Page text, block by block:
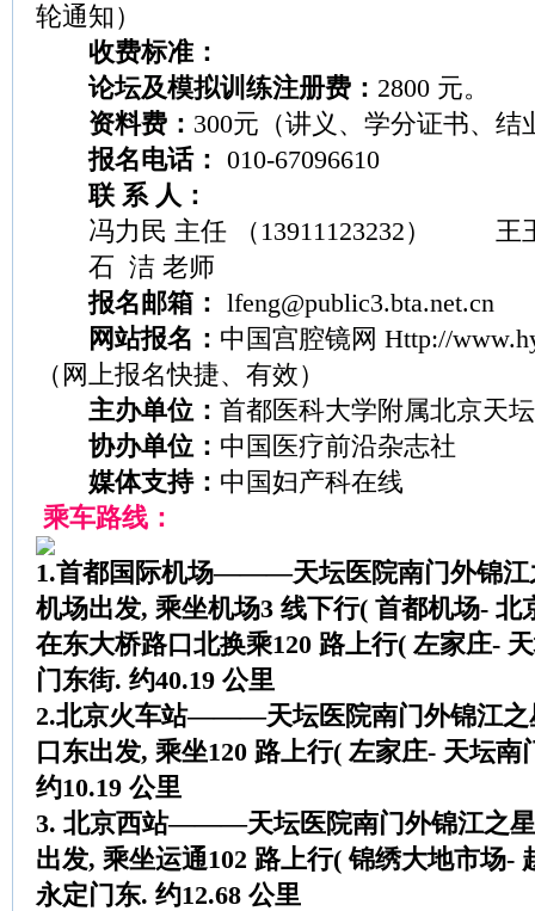
轮通知）
收费标准：
论坛及模拟训练注册费： 2800 元。
资料费： 300元（讲义、学分证书、结
报名电话： 010-67096610
联 系 人：
冯力民 主任 （13911123232） 王
石 洁 老师
报名邮箱： lfeng@public3.bta.net.cn
网站报名： 中国宫腔镜网 Http://
（网上报名快捷、有效）
主办单位： 首都医科大学附属北京天
协办单位： 中国医疗前沿杂志社
媒体支持： 中国妇产科在线
乘车路线：
1.首都国际机场———天坛医院南门外锦江
机场出发, 乘坐机场3 线下行( 首都机场- 北
在东大桥路口北换乘120 路上行( 左家庄-
门东街. 约40.19 公里
2.北京火车站———天坛医院南门外锦江之
口东出发, 乘坐120 路上行( 左家庄- 天坛南
约10.19 公里
3. 北京西站———天坛医院南门外锦江之
出发, 乘坐运通102 路上行( 锦绣大地市场-
永定门东. 约12.68 公里